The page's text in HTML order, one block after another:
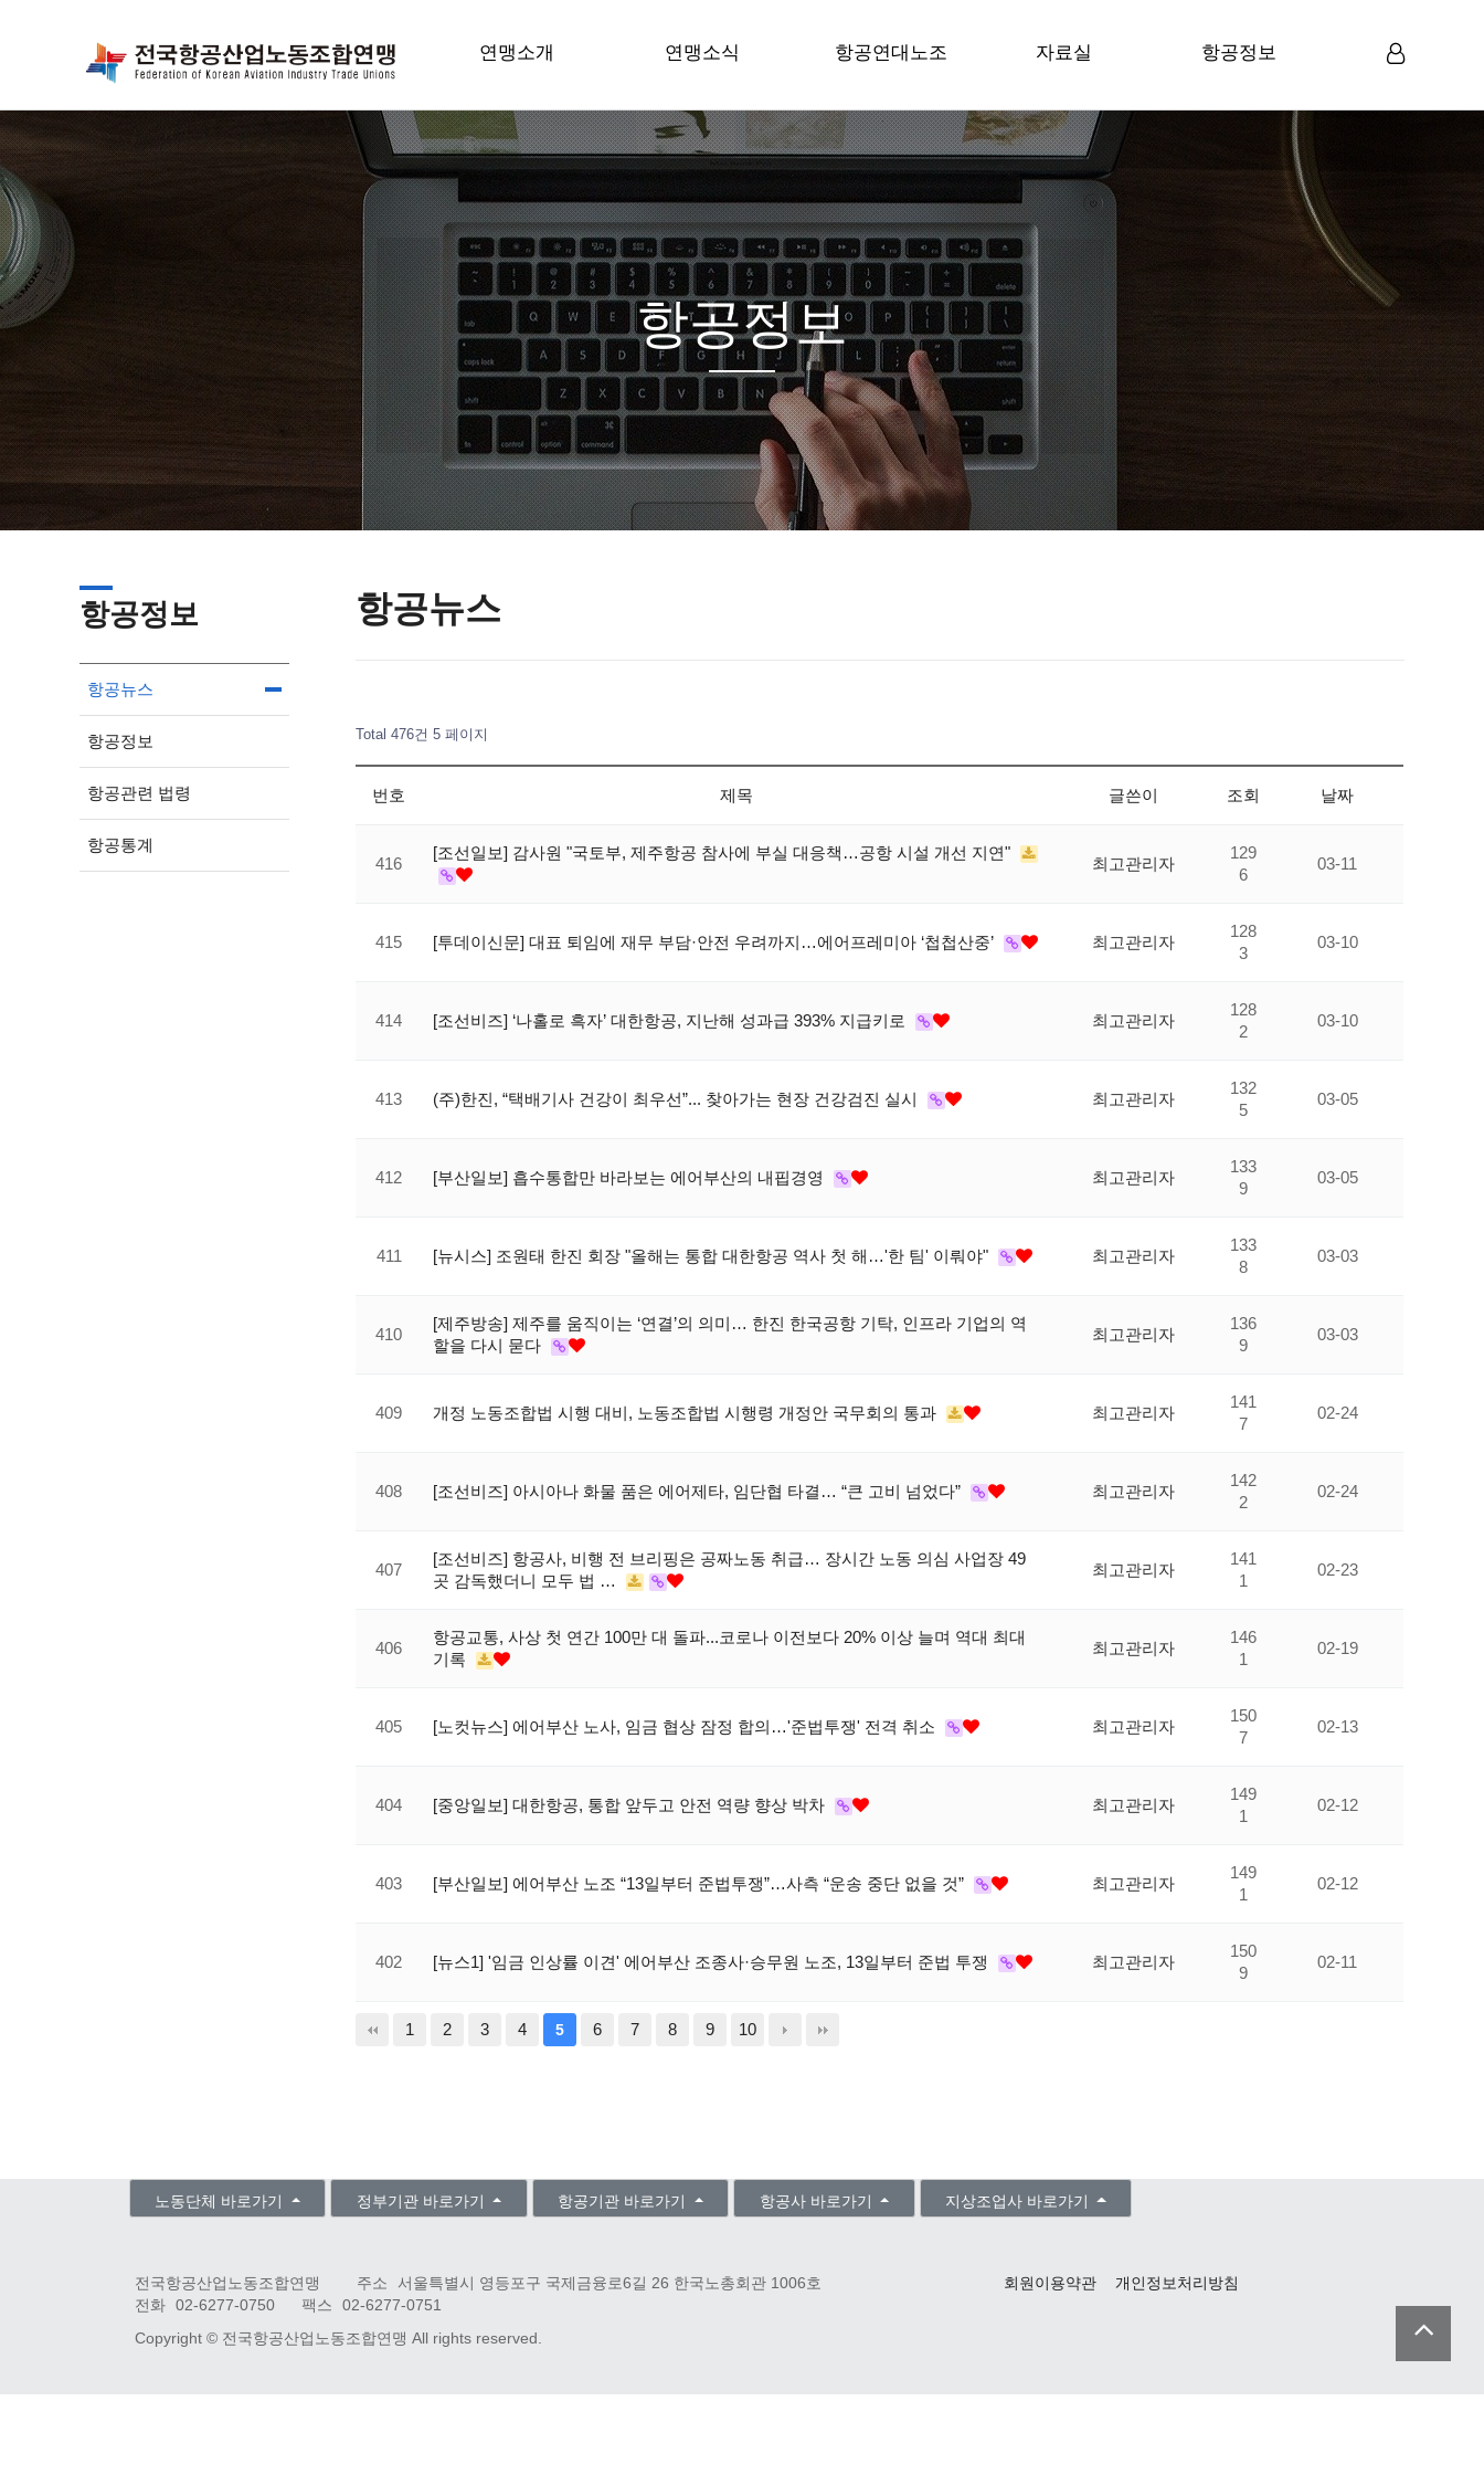
로그인
회원가입
연맹소개
위원장 인사말
선언 / 강령
연혁
조직도
오시는 길
연맹소식
성명/보도
현장은 지금
현장목소리
항공연대노조
조합원게시판
조합원자료실
공문서자료
자료실
일반자료
항공정보
항공관련 법령
항공정보
항공정보
항공뉴스
항공정보
항공관련 법령
항공통계
항공뉴스
Total 476건 5 페이지
번호 제목 글쓴이 조회 날짜
416
[조선일보] 감사원 "국토부, 제주항공 참사에 부실 대응책…공항 시설 개선 지연"
최고관리자
129
6
03-11
415 [투데이신문] 대표 퇴임에 재무 부담·안전 우려까지…에어프레미아 ‘첩첩산중’ 최고관리자
128
3
03-10
414 [조선비즈] ‘나홀로 흑자’ 대한항공, 지난해 성과급 393% 지급키로 최고관리자
128
2
03-10
413 (주)한진, “택배기사 건강이 최우선”... 찾아가는 현장 건강검진 실시 최고관리자
132
5
03-05
412 [부산일보] 흡수통합만 바라보는 에어부산의 내핍경영 최고관리자
133
9
03-05
411 [뉴시스] 조원태 한진 회장 "올해는 통합 대한항공 역사 첫 해…'한 팀' 이뤄야" 최고관리자
133
8
03-03
410
[제주방송] 제주를 움직이는 ‘연결’의 의미… 한진 한국공항 기탁, 인프라 기업의 역
할을 다시 묻다
최고관리자
136
9
03-03
409 개정 노동조합법 시행 대비, 노동조합법 시행령 개정안 국무회의 통과 최고관리자
141
7
02-24
408 [조선비즈] 아시아나 화물 품은 에어제타, 임단협 타결… “큰 고비 넘었다” 최고관리자
142
2
02-24
407
[조선비즈] 항공사, 비행 전 브리핑은 공짜노동 취급… 장시간 노동 의심 사업장 49
곳 감독했더니 모두 법 …
최고관리자
141
1
02-23
406
항공교통, 사상 첫 연간 100만 대 돌파...코로나 이전보다 20% 이상 늘며 역대 최대
기록
최고관리자
146
1
02-19
405 [노컷뉴스] 에어부산 노사, 임금 협상 잠정 합의…'준법투쟁' 전격 취소 최고관리자
150
7
02-13
404 [중앙일보] 대한항공, 통합 앞두고 안전 역량 향상 박차 최고관리자
149
1
02-12
403 [부산일보] 에어부산 노조 “13일부터 준법투쟁”…사측 “운송 중단 없을 것” 최고관리자
149
1
02-12
402 [뉴스1] '임금 인상률 이견' 에어부산 조종사·승무원 노조, 13일부터 준법 투쟁 최고관리자
150
9
02-11
1 2 3 4 5 6 7 8 9 10
노동단체 바로가기 정부기관 바로가기 항공기관 바로가기 항공사 바로가기 지상조업사 바로가기
회원이용약관 개인정보처리방침
전국항공산업노동조합연맹 주소
서울특별시 영등포구 국제금융로6길 26 한국노총회관 1006호
전화 02-6277-0750 팩스
02-6277-0751
Copyright © 전국항공산업노동조합연맹 All rights reserved.